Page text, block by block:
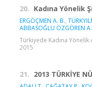
20. Kadına Yönelik
ERGÖÇMEN A. B.,
ABBASOĞLU ÖZGÖREN A.
Türkiyede Kadına Yönelik
2015
21. 2013 TÜRKİYE